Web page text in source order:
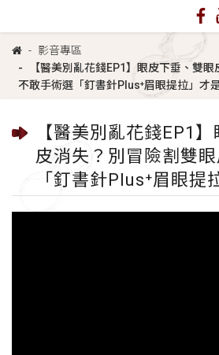
影音專區
【醫美別亂花錢EP1】眼皮下垂、雙
不敢手術選「釘書針Plus⁺眉眼提拉」才
【醫美別亂花錢EP1
皮消失？別冒險割雙
「釘書針Plus⁺眉眼提